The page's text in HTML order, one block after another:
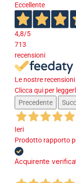
Eccellente
4,8/5
713
recensioni
Le nostre recensioni
Clicca qui per
Precedente
Ieri
Prodotto rapporto
Acquirente